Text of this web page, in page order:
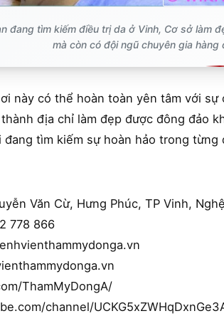
đang tìm kiếm điều trị da ở Vinh, Cơ sở làm
mà còn có đội ngũ chuyên gia
này có thể hoàn toàn yên tâm với
địa chỉ làm đẹp được đông đảo
tìm kiếm sự hoàn hảo trong từng
Văn Cừ, Hưng Phúc, TP Vinh,
778 866
ThamMyDongA/
channel/